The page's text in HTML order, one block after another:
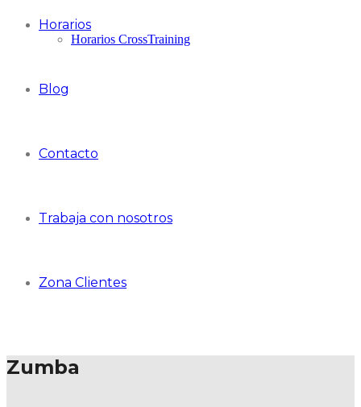
Horarios
Horarios CrossTraining
Blog
Contacto
Trabaja con nosotros
Zona Clientes
Zumba